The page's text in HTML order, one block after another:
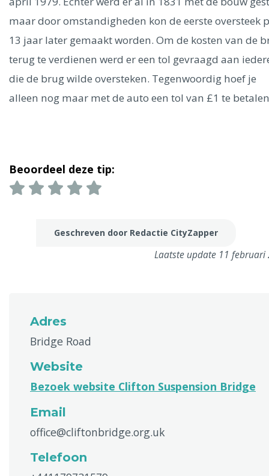
maar door omstandigheden kon de eerste oversteek
13 jaar later gemaakt worden. Om de kosten van de
terug te verdienen werd er een tol gevraagd aan
die de brug wilde oversteken. Tegenwoordig hoef je
alleen nog maar met de auto een tol van £1 te
Beoordeel deze tip:
Geschreven door Redactie CityZapper
Laatste update 11 februari
Adres
Bridge Road
Website
Bezoek website Clifton Suspension Bridge
Email
office@cliftonbridge.org.uk
Telefoon